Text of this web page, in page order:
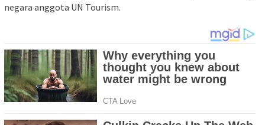
negara anggota UN Tourism.